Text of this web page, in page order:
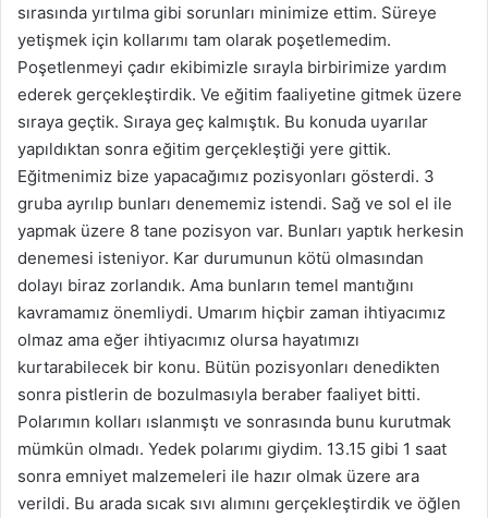
sırasında yırtılma gibi sorunları minimize ettim. Süreye
yetişmek için kollarımı tam olarak poşetlemedim.
Poşetlenmeyi çadır ekibimizle sırayla birbirimize yardım
ederek gerçekleştirdik. Ve eğitim faaliyetine gitmek üzere
sıraya geçtik. Sıraya geç kalmıştık. Bu konuda uyarılar
yapıldıktan sonra eğitim gerçekleştiği yere gittik.
Eğitmenimiz bize yapacağımız pozisyonları gösterdi. 3
gruba ayrılıp bunları denememiz istendi. Sağ ve sol el ile
yapmak üzere 8 tane pozisyon var. Bunları yaptık herkesin
denemesi isteniyor. Kar durumunun kötü olmasından
dolayı biraz zorlandık. Ama bunların temel mantığını
kavramamız önemliydi. Umarım hiçbir zaman ihtiyacımız
olmaz ama eğer ihtiyacımız olursa hayatımızı
kurtarabilecek bir konu. Bütün pozisyonları denedikten
sonra pistlerin de bozulmasıyla beraber faaliyet bitti.
Polarımın kolları ıslanmıştı ve sonrasında bunu kurutmak
mümkün olmadı. Yedek polarımı giydim. 13.15 gibi 1 saat
sonra emniyet malzemeleri ile hazır olmak üzere ara
verildi. Bu arada sıcak sıvı alımını gerçekleştirdik ve öğlen